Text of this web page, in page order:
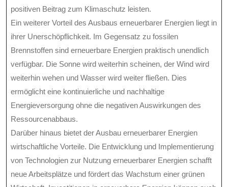
positiven Beitrag zum Klimaschutz leisten.
Ein weiterer Vorteil des Ausbaus erneuerbarer Energien liegt in
ihrer Unerschöpflichkeit. Im Gegensatz zu fossilen
Brennstoffen sind erneuerbare Energien praktisch unendlich
verfügbar. Die Sonne wird weiterhin scheinen, der Wind wird
weiterhin wehen und Wasser wird weiter fließen. Dies
ermöglicht eine kontinuierliche und nachhaltige
Energieversorgung ohne die negativen Auswirkungen des
Ressourcenabbaus.
Darüber hinaus bietet der Ausbau erneuerbarer Energien
wirtschaftliche Vorteile. Die Entwicklung und Implementierung
von Technologien zur Nutzung erneuerbarer Energien schafft
neue Arbeitsplätze und fördert das Wachstum einer grünen